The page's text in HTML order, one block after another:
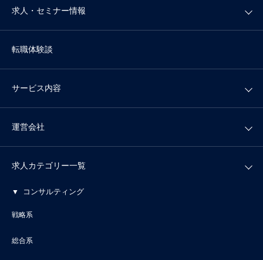
求人・セミナー情報
転職体験談
サービス内容
運営会社
求人カテゴリー一覧
コンサルティング
戦略系
総合系